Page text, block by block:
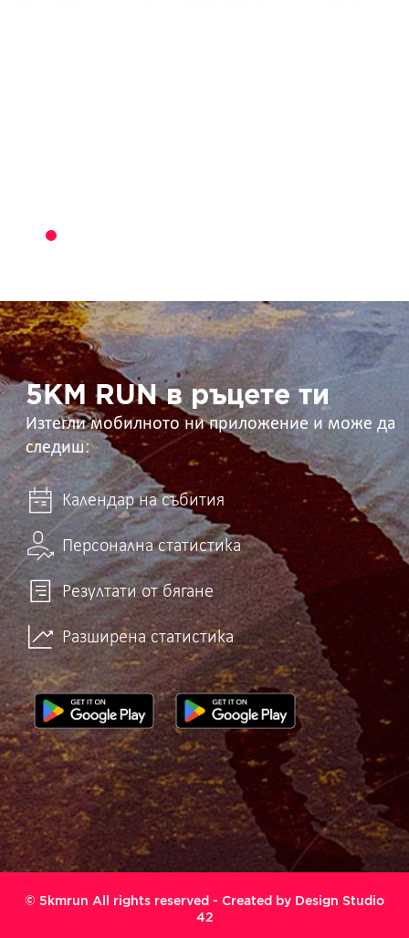
5KM
RUN
в
ръцете
ти 5KM RUN в ръцете ти
Изтегли мобилното ни приложение и може да
следиш:
Календар на събития
Персонална статистика
Резултати от бягане
Разширена статистика
© 5kmrun All rights reserved - Created by Design Studio
42